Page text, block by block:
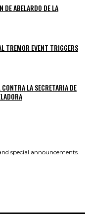
DE ABELARDO DE LA
TREMOR EVENT TRIGGERS
LA SECRETARIA DE
special announcements.